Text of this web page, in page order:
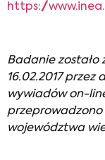
https://
Badanie zostało
16.02.2017 przez
wywiadów on-
przeprowadzono
województwa